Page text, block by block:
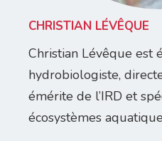
CHRISTIAN LÉVÊQUE
Christian Lévêque est
hydrobiologiste,
émérite de l’IRD et
écosystèmes